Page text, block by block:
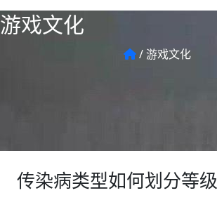
游戏文化
/ 游戏文化
传染病类型如何划分等级